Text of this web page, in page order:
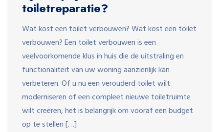
toiletreparatie?
Wat kost een toilet verbouwen? Wat kost een toilet
verbouwen? Een toilet verbouwen is een
veelvoorkomende klus in huis die de uitstraling en
functionaliteit van uw woning aanzienlijk kan
verbeteren. Of u nu een verouderd toilet wilt
moderniseren of een compleet nieuwe toiletruimte
wilt creëren, het is belangrijk om vooraf een budget
op te stellen […]